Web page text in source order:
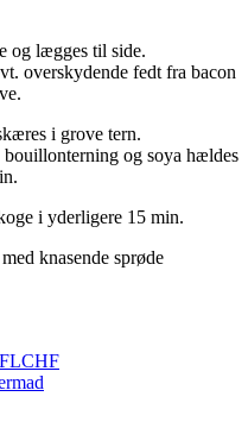
og lægges til side.
overskydende fedt fra bacon
i grove tern.
bouillonterning og soya hældes
i yderligere 15 min.
knasende sprøde
LCHF